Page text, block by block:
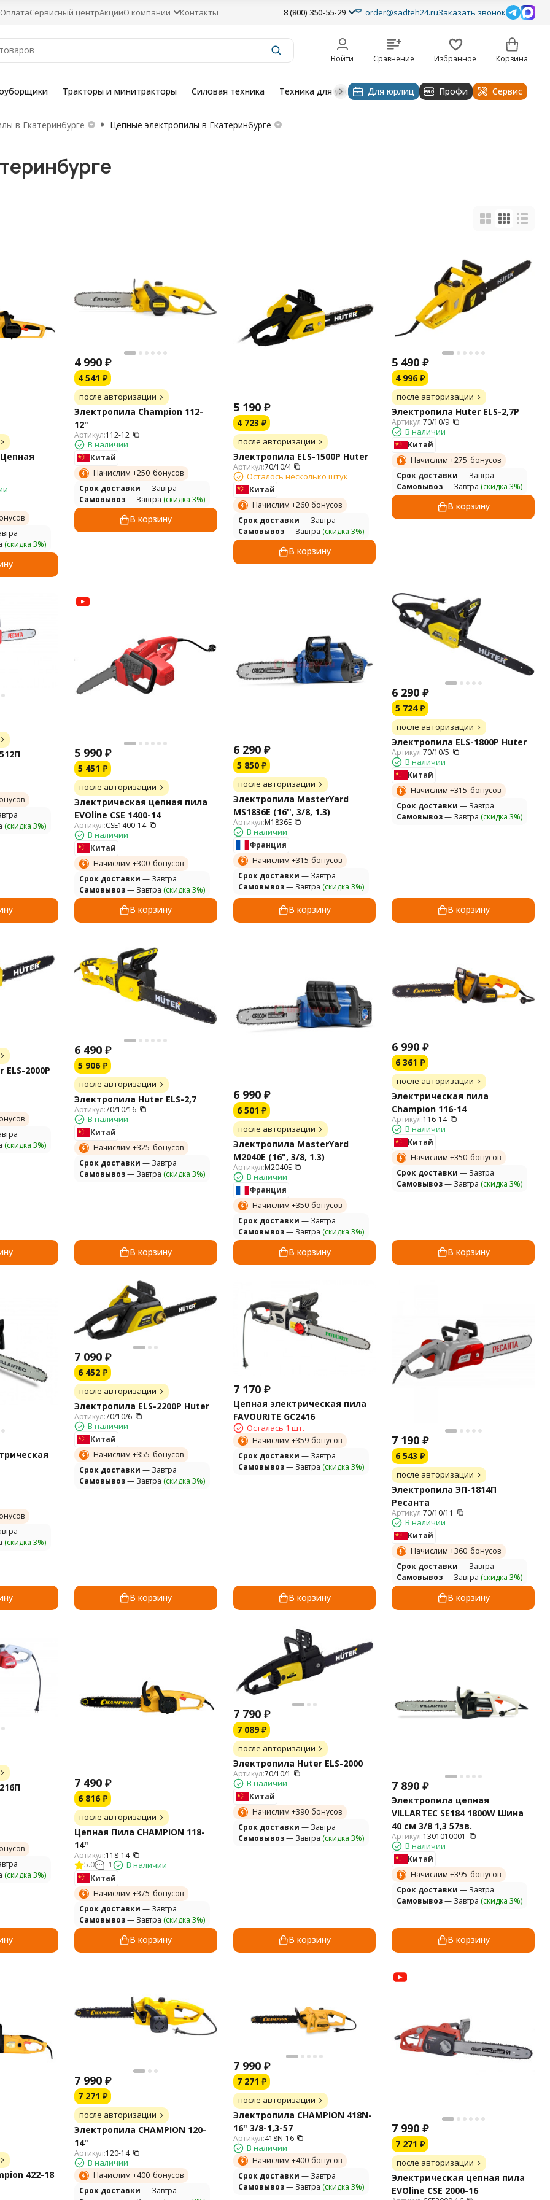
ОплатаСервисный центрАкцииО компании Контакты 8 (800) 350-55-29 order@sadteh24.ruЗаказать звонок
Войти Сравнение Избранное Корзина
Тракторы и минитракторы Силовая техника Техника для уборки Строительная техника
Для юрлиц Профи Сервис
в Екатеринбурге Цепные электропилы в Екатеринбурге
(скидка 3%)
4 990 ₽
4 541 ₽
после авторизации
Электропила Champion 112-
12"
Артикул:112-12
В наличии
Китай
Начислим +250 бонусов
Cрок доставки — Завтра
Самовывоз— Завтра (скидка 3%)
В корзину
5 190 ₽
4 723 ₽
после авторизации
Электропила ELS-1500P Huter
Артикул:70/10/4
Осталось несколько штук
Китай
Начислим +260 бонусов
Cрок доставки — Завтра
Самовывоз— Завтра (скидка 3%)
В корзину
5 490 ₽
4 996 ₽
после авторизации
Электропила Huter ELS-2,7P
Артикул:70/10/9
В наличии
Китай
Начислим +275 бонусов
Cрок доставки — Завтра
Самовывоз— Завтра (скидка 3%)
В корзину
(скидка 3%)
5 990 ₽
5 451 ₽
после авторизации
Электрическая цепная пила
EVOline CSE 1400-14
Артикул:CSE1400-14
В наличии
Китай
Начислим +300 бонусов
Cрок доставки — Завтра
Самовывоз— Завтра (скидка 3%)
В корзину
6 290 ₽
5 850 ₽
после авторизации
Электропила MasterYard
MS1836E (16'', 3/8, 1.3)
Артикул:M1836E
В наличии
Франция
Начислим +315 бонусов
Cрок доставки — Завтра
Самовывоз— Завтра (скидка 3%)
В корзину
6 290 ₽
5 724 ₽
после авторизации
Электропила ELS-1800P Huter
Артикул:70/10/5
В наличии
Китай
Начислим +315 бонусов
Cрок доставки — Завтра
Самовывоз— Завтра (скидка 3%)
В корзину
2000P
(скидка 3%)
6 490 ₽
5 906 ₽
после авторизации
Электропила Huter ELS-2,7
Артикул:70/10/16
В наличии
Китай
Начислим +325 бонусов
Cрок доставки — Завтра
Самовывоз— Завтра (скидка 3%)
В корзину
6 990 ₽
6 501 ₽
после авторизации
Электропила MasterYard
M2040E (16", 3/8, 1.3)
Артикул:M2040E
В наличии
Франция
Начислим +350 бонусов
Cрок доставки — Завтра
Самовывоз— Завтра (скидка 3%)
В корзину
6 990 ₽
6 361 ₽
после авторизации
Электрическая пила
Champion 116-14
Артикул:116-14
В наличии
Китай
Начислим +350 бонусов
Cрок доставки — Завтра
Самовывоз— Завтра (скидка 3%)
В корзину
(скидка 3%)
7 090 ₽
6 452 ₽
после авторизации
Электропила ELS-2200P Huter
Артикул:70/10/6
В наличии
Китай
Начислим +355 бонусов
Cрок доставки — Завтра
Самовывоз— Завтра (скидка 3%)
В корзину
7 170 ₽
Цепная электрическая пила
FAVOURITE GC2416
Осталась 1 шт.
Начислим +359 бонусов
Cрок доставки — Завтра
Самовывоз— Завтра (скидка 3%)
В корзину
7 190 ₽
6 543 ₽
после авторизации
Электропила ЭП-1814П
Ресанта
Артикул:70/10/11
В наличии
Китай
Начислим +360 бонусов
Cрок доставки — Завтра
Самовывоз— Завтра (скидка 3%)
В корзину
(скидка 3%)
7 490 ₽
6 816 ₽
после авторизации
Цепная Пила CHAMPION 118-
14"
Артикул:118-14
5.0
1 В наличии
Китай
Начислим +375 бонусов
Cрок доставки — Завтра
Самовывоз— Завтра (скидка 3%)
В корзину
7 790 ₽
7 089 ₽
после авторизации
Электропила Huter ELS-2000
Артикул:70/10/1
В наличии
Китай
Начислим +390 бонусов
Cрок доставки — Завтра
Самовывоз— Завтра (скидка 3%)
В корзину
7 890 ₽
Электропила цепная
VILLARTEC SE184 1800W Шина
40 см 3/8 1,3 57зв.
Артикул:1301010001
В наличии
Китай
Начислим +395 бонусов
Cрок доставки — Завтра
Самовывоз— Завтра (скидка 3%)
В корзину
422-18
7 990 ₽
7 271 ₽
после авторизации
Электропила CHAMPION 120-
14"
Артикул:120-14
В наличии
Начислим +400 бонусов
Cрок доставки — Завтра
7 990 ₽
7 271 ₽
после авторизации
Электропила CHAMPION 418N-
16" 3/8-1,3-57
Артикул:418N-16
В наличии
Начислим +400 бонусов
Cрок доставки — Завтра
Самовывоз— Завтра (скидка 3%)
7 990 ₽
7 271 ₽
после авторизации
Электрическая цепная пила
EVOline CSE 2000-16